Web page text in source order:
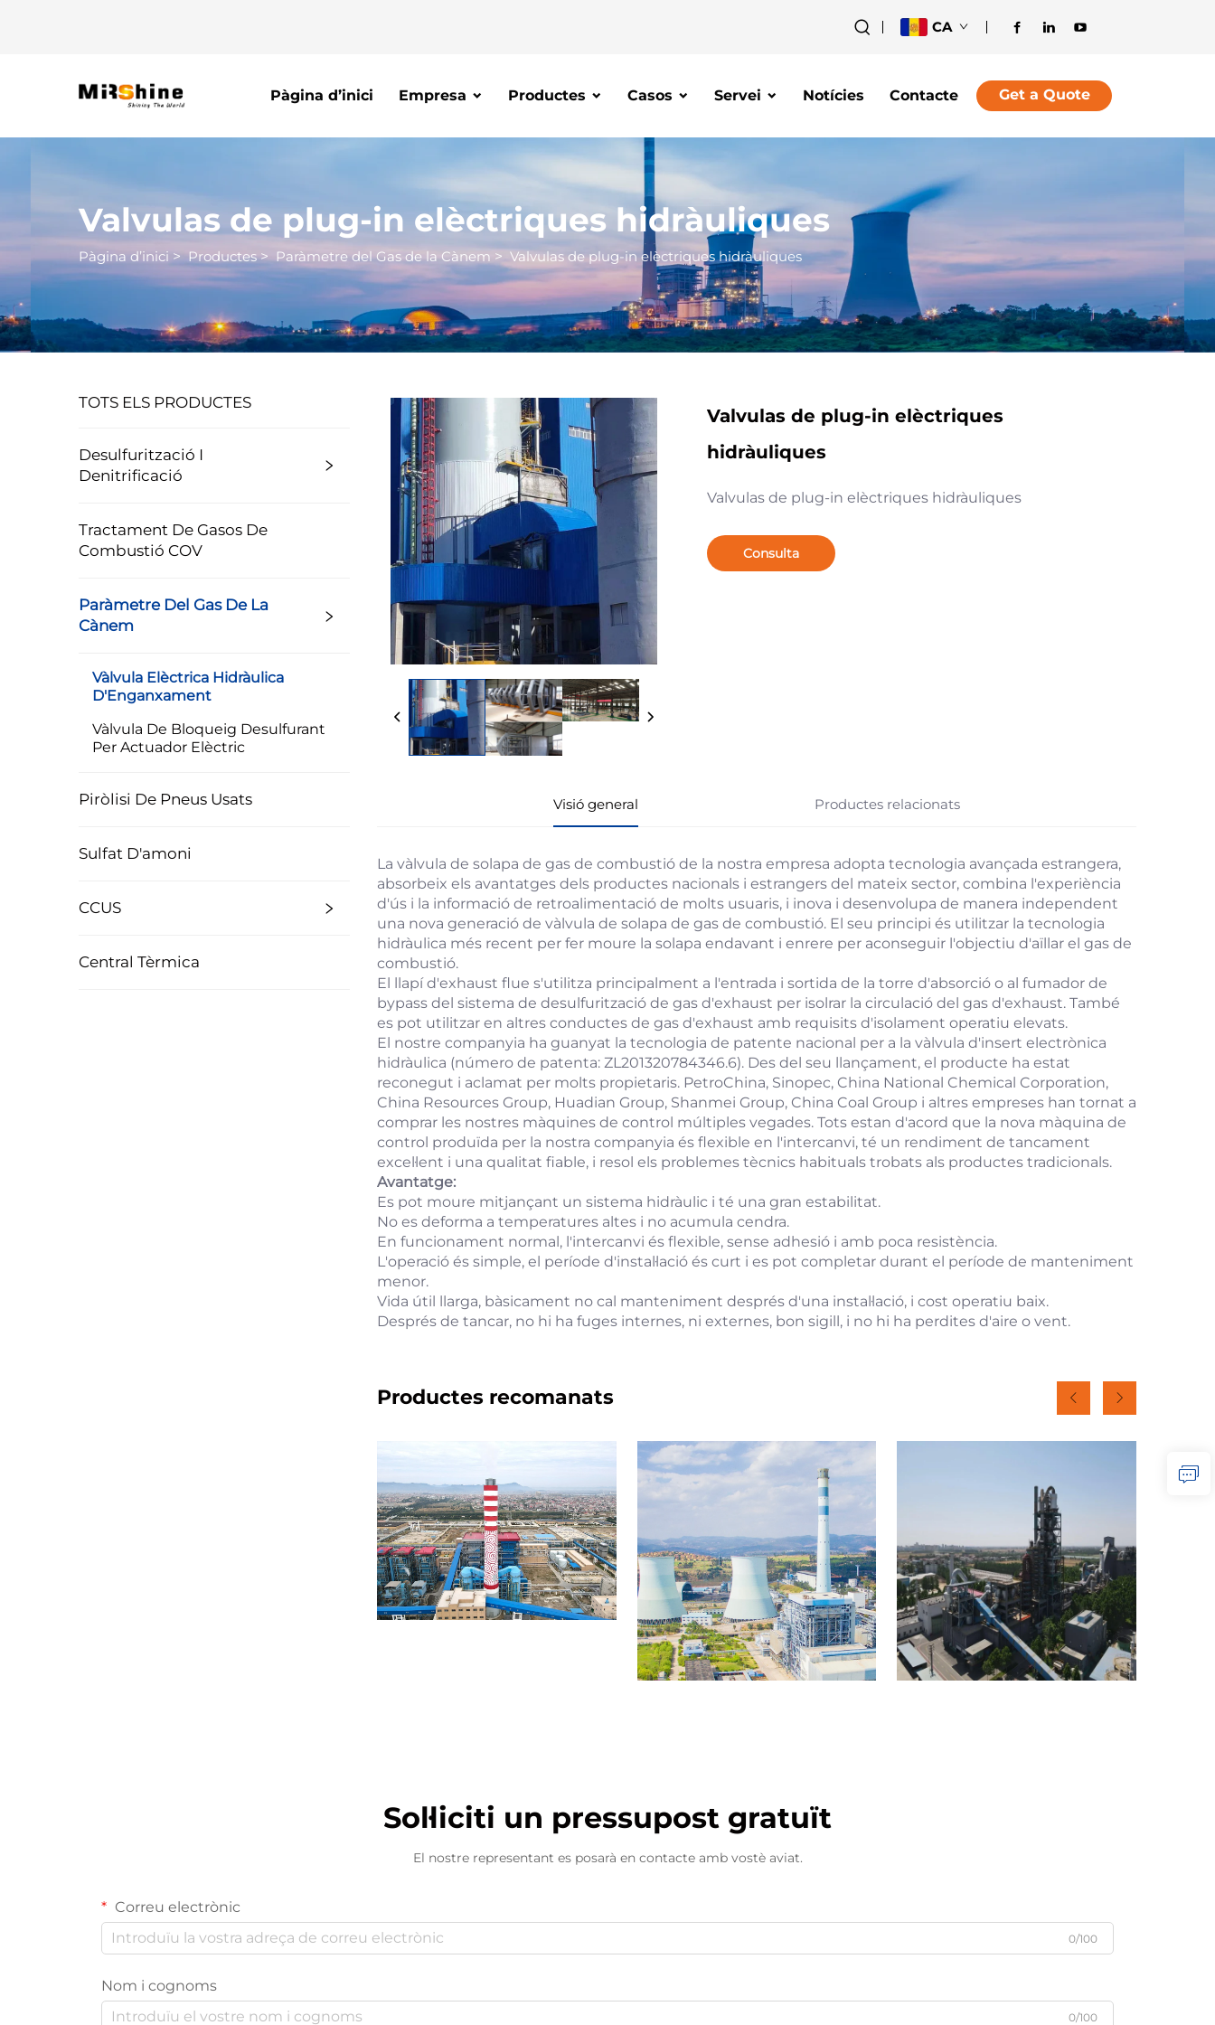
CA
Pàgina d’inici Empresa Productes Casos Servei Notícies Contacte Get a Quote
Valvulas de plug-in elèctriques hidràuliques
Pàgina d’inici>Productes>Paràmetre del Gas de la Cànem > Valvulas de plug-in elèctriques hidràuliques
TOTS ELS PRODUCTES
Desulfurització I
Denitrificació
Tractament De Gasos De
Combustió COV
Paràmetre Del Gas De La
Cànem
Vàlvula Elèctrica Hidràulica
D'Enganxament
Vàlvula De Bloqueig Desulfurant
Per Actuador Elèctric
Piròlisi De Pneus Usats
Sulfat D'amoni
CCUS
Central Tèrmica
Valvulas de plug-in elèctriques
hidràuliques
Valvulas de plug-in elèctriques hidràuliques
Consulta
Visió general Productes relacionats
La vàlvula de solapa de gas de combustió de la nostra empresa adopta tecnologia avançada estrangera,
absorbeix els avantatges dels productes nacionals i estrangers del mateix sector, combina l'experiència
d'ús i la informació de retroalimentació de molts usuaris, i inova i desenvolupa de manera independent
una nova generació de vàlvula de solapa de gas de combustió. El seu principi és utilitzar la tecnologia
hidràulica més recent per fer moure la solapa endavant i enrere per aconseguir l'objectiu d'aïllar el gas de
combustió.
El llapí d'exhaust flue s'utilitza principalment a l'entrada i sortida de la torre d'absorció o al fumador de
bypass del sistema de desulfurització de gas d'exhaust per isolrar la circulació del gas d'exhaust. També
es pot utilitzar en altres conductes de gas d'exhaust amb requisits d'isolament operatiu elevats.
El nostre companyia ha guanyat la tecnologia de patente nacional per a la vàlvula d'insert electrònica
hidràulica (número de patenta: ZL201320784346.6). Des del seu llançament, el producte ha estat
reconegut i aclamat per molts propietaris. PetroChina, Sinopec, China National Chemical Corporation,
China Resources Group, Huadian Group, Shanmei Group, China Coal Group i altres empreses han tornat a
comprar les nostres màquines de control múltiples vegades. Tots estan d'acord que la nova màquina de
control produïda per la nostra companyia és flexible en l'intercanvi, té un rendiment de tancament
excel·lent i una qualitat fiable, i resol els problemes tècnics habituals trobats als productes tradicionals.
Avantatge:
Es pot moure mitjançant un sistema hidràulic i té una gran estabilitat.
No es deforma a temperatures altes i no acumula cendra.
En funcionament normal, l'intercanvi és flexible, sense adhesió i amb poca resistència.
L'operació és simple, el període d'instal·lació és curt i es pot completar durant el període de manteniment
menor.
Vida útil llarga, bàsicament no cal manteniment després d'una instal·lació, i cost operatiu baix.
Després de tancar, no hi ha fuges internes, ni externes, bon sigill, i no hi ha perdites d'aire o vent.
Productes recomanats
Sol·liciti un pressupost gratuït
El nostre representant es posarà en contacte amb vostè aviat.
Correu electrònic
0/100
Nom i cognoms
0/100